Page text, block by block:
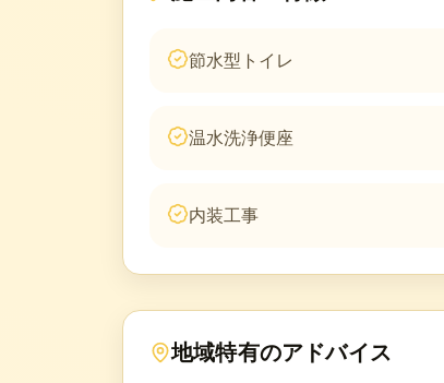
節水型トイレ
温水洗浄便座
内装工事
地域特有のアドバイス